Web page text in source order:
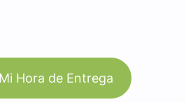
Hora de Entrega